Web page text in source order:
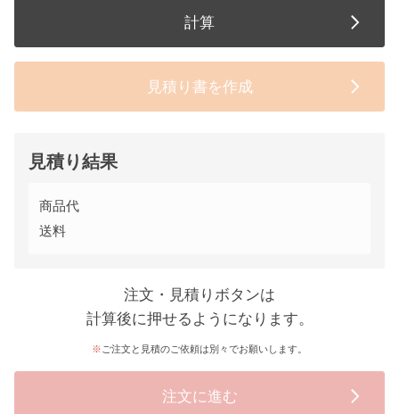
計算
見積り書を作成
見積り結果
商品代
送料
注文・見積りボタンは
計算後に押せるようになります。
ご注文と見積のご依頼は別々でお願いします。
注文に進む